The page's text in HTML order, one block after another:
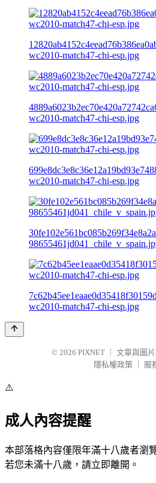
wc2010-match47-chi-esp.jpg
wc2010-match47-chi-esp.jpg
wc2010-match47-chi-esp.jpg
wc2010-match47-chi-esp.jpg
© 2026 PIXNET
文章與圖
隱私權政策
服
⚠️
成人內容提醒
本部落格內容僅限年滿十八歲者瀏
若您未滿十八歲，請立即離開。